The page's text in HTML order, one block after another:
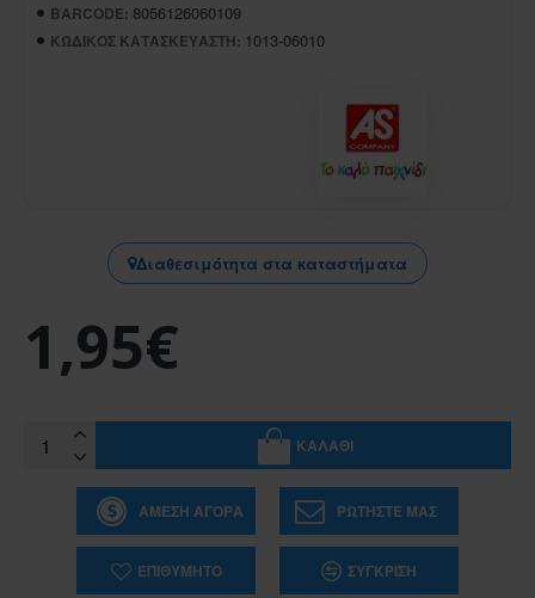
BARCODE: 8056126060109
ΚΩΔΙΚΌΣ ΚΑΤΑΣΚΕΥΑΣΤΉ: 1013-06010
Διαθεσιμότητα στα καταστήματα
1,95€
ΚΑΛΆΘΙ
ΆΜΕΣΗ ΑΓΟΡΆ ΡΩΤΉΣΤΕ ΜΑΣ
ΕΠΙΘΥΜΗΤΌ ΣΎΓΚΡΙΣΗ